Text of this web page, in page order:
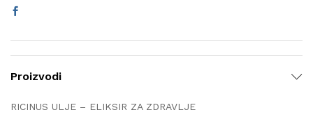
Proizvodi
RICINUS ULJE – ELIKSIR ZA ZDRAVLJE